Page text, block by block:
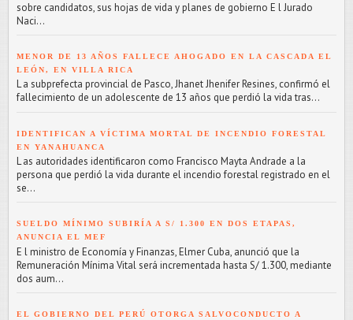
sobre candidatos, sus hojas de vida y planes de gobierno E l Jurado
Naci...
MENOR DE 13 AÑOS FALLECE AHOGADO EN LA CASCADA EL
LEÓN, EN VILLA RICA
L a subprefecta provincial de Pasco, Jhanet Jhenifer Resines, confirmó el
fallecimiento de un adolescente de 13 años que perdió la vida tras...
IDENTIFICAN A VÍCTIMA MORTAL DE INCENDIO FORESTAL
EN YANAHUANCA
L as autoridades identificaron como Francisco Mayta Andrade a la
persona que perdió la vida durante el incendio forestal registrado en el
se...
SUELDO MÍNIMO SUBIRÍA A S/ 1.300 EN DOS ETAPAS,
ANUNCIA EL MEF
E l ministro de Economía y Finanzas, Elmer Cuba, anunció que la
Remuneración Mínima Vital será incrementada hasta S/ 1.300, mediante
dos aum...
EL GOBIERNO DEL PERÚ OTORGA SALVOCONDUCTO A